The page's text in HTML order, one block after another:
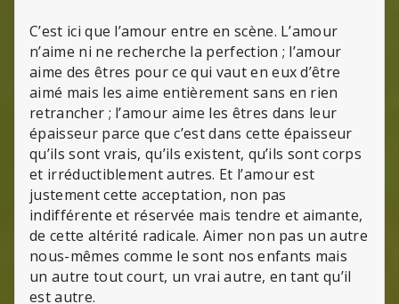
C’est ici que l’amour entre en scène. L’amour
n’aime ni ne recherche la perfection ; l’amour
aime des êtres pour ce qui vaut en eux d’être
aimé mais les aime entièrement sans en rien
retrancher ; l’amour aime les êtres dans leur
épaisseur parce que c’est dans cette épaisseur
qu’ils sont vrais, qu’ils existent, qu’ils sont corps
et irréductiblement autres. Et l’amour est
justement cette acceptation, non pas
indifférente et réservée mais tendre et aimante,
de cette altérité radicale. Aimer non pas un autre
nous-mêmes comme le sont nos enfants mais
un autre tout court, un vrai autre, en tant qu’il
est autre.